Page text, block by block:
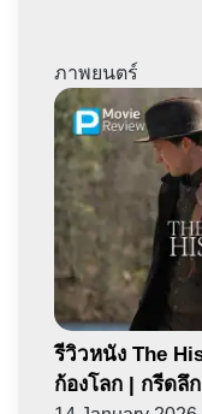
ภาพยนตร์
รีวิวหนัง The
ก้องโลก | กรีดลึ